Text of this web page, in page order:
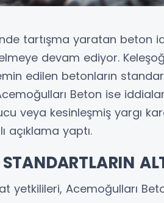
tartışma yaratan beton
devam ediyor.
edilen betonların
Beton ise
veya kesinleşmiş yargı
açıklama yaptı.
yetkilileri, Acemoğulları